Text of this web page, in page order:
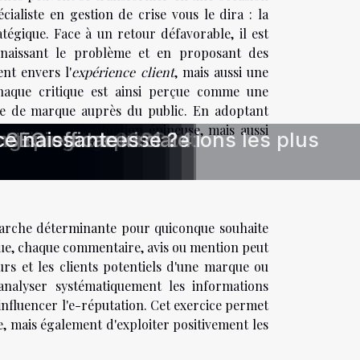
en gestion de crise vous le dira : la
Face à un retour défavorable, il est
le problème et en proposant des
envers l'expérience client, mais aussi une
critique est ainsi perçue comme une
de marque auprès du public. En adoptant
une situation épineuse, mais aussi
déterminante pour quiconque souhaite
chaque commentaire, avis ou mention peut
et les clients potentiels d'une marque ou
systématiquement les informations
l'e-réputation. Cet exercice permet
également d'exploiter positivement les
?
clientdigital
stratégie SEO
e-mail
ligneles collaborations les plus
? digital en 2024
web en 2021
commerciale
entreprise ?
efficaces
naissante